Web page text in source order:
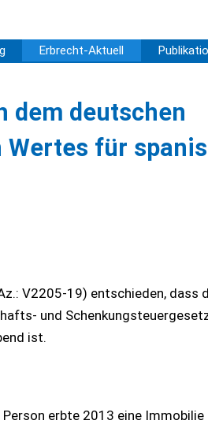
Erbrecht-Aktuell
dem deutschen
für
V2205-19) entschieden, dass
und
ist.
erbte 2013 eine Immobilie